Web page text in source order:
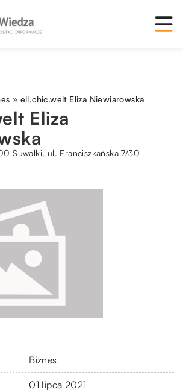
» ell.chic.welt Eliza Niewiarowska
Eliza
Suwałki, ul. Franciszkańska 7/30
Biznes
01 lipca 2021